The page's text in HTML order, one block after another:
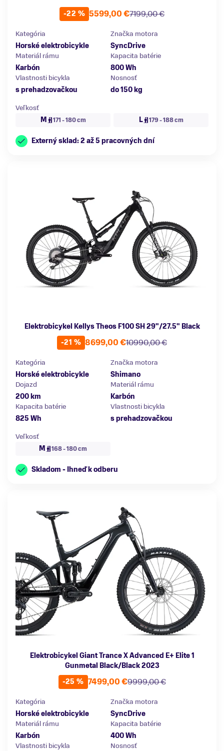
-22 %
7199,00 €
5599,00 €
Kategória
Horské elektrobicykle
Značka motora
SyncDrive
Materiál rámu
Karbón
Kapacita batérie
800 Wh
Vlastnosti bicykla
s prehadzovačkou
Nosnosť
do 150 kg
Veľkosť
M
171 - 180 cm L 179 - 188 cm
Externý sklad: 2 až 5 pracovných dní
Elektrobicykel Kellys Theos F100 SH 29"/27.5" Black
-21 %
10990,00 €
8699,00 €
Kategória
Horské elektrobicykle
Značka motora
Shimano
Dojazd
200 km
Materiál rámu
Karbón
Kapacita batérie
825 Wh
Vlastnosti bicykla
s prehadzovačkou
Veľkosť
M
168 - 180 cm
Skladom - Ihneď k odberu
Elektrobicykel Giant Trance X Advanced E+ Elite 1
Gunmetal Black/Black 2023
-25 %
9999,00 €
7499,00 €
Kategória
Horské elektrobicykle
Značka motora
SyncDrive
Materiál rámu
Karbón
Kapacita batérie
400 Wh
Vlastnosti bicykla
Nosnosť